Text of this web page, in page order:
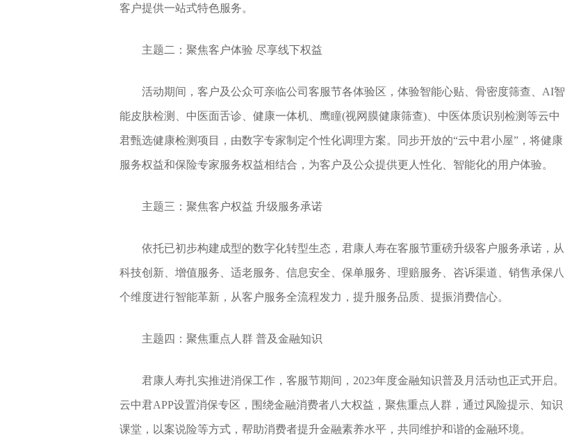
客户提供一站式特色服务。
主题二：聚焦客户体验 尽享线下权益
活动期间，客户及公众可亲临公司客服节各体验区，体验智能心贴、骨密度筛查、AI智
能皮肤检测、中医面舌诊、健康一体机、鹰瞳(视网膜健康筛查)、中医体质识别检测等云中
君甄选健康检测项目，由数字专家制定个性化调理方案。同步开放的“云中君小屋”，将健康
服务权益和保险专家服务权益相结合，为客户及公众提供更人性化、智能化的用户体验。
主题三：聚焦客户权益 升级服务承诺
依托已初步构建成型的数字化转型生态，君康人寿在客服节重磅升级客户服务承诺，从
科技创新、增值服务、适老服务、信息安全、保单服务、理赔服务、咨诉渠道、销售承保八
个维度进行智能革新，从客户服务全流程发力，提升服务品质、提振消费信心。
主题四：聚焦重点人群 普及金融知识
君康人寿扎实推进消保工作，客服节期间，2023年度金融知识普及月活动也正式开启。
云中君APP设置消保专区，围绕金融消费者八大权益，聚焦重点人群，通过风险提示、知识
课堂，以案说险等方式，帮助消费者提升金融素养水平，共同维护和谐的金融环境。